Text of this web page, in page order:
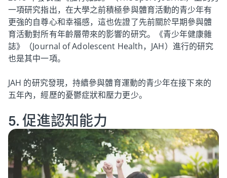
一項研究指出，在大學之前積極參與體育活動的青少年有
更強的自尊心和幸福感，這也佐證了先前關於早期參與體
育活動對所有年齡層帶來的影響的研究。《青少年健康雜
誌》（Journal of Adolescent Health，JAH）進行的研究
也是其中一項。
JAH 的研究發現，持續參與體育運動的青少年在接下來的
五年內，經歷的憂鬱症狀和壓力更少。
5. 促進認知能力